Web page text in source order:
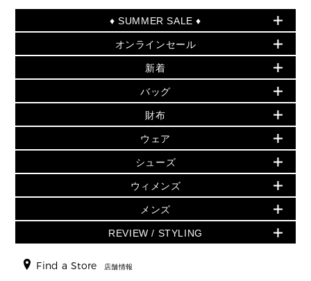
♦ SUMMER SALE ♦
セールおすすめアイテム
▶ ウィメンズ
バッグ
小物
シューズ・靴
ウェア
アクセサリー
時計
▶ メンズ
バッグ
オンラインセール
PRODUCT OF THE MONTH - 今月の特別価格
再値下げアイテム
追加アイテム
▶ ウィメンズすべて(ウェア・シューズ除く)
バッグ
財布・小物
ウェア
シューズ
時計・ジュエリー
アクセサリー
新着
夏のスタイル
▶ すべて
▶ ウィメンズすべて
財布・小物
アクセサリー
フレグランス
シューズ
▶ メンズすべて
バッグ
人気の定番アイテム
日本限定 - バッグ
▶ ウィメンズすべて
トートバッグ
ショルダーバッグ
クロスボディ・斜め掛け
トラベル
財布
日本限定 - 財布・小物
▶ ウィメンズすべて
GREENWICH
折り財布(二つ折り・三つ折り)
長財布
ウェア
▶ ウィメンズすべて
トップス
スカート・パンツ
ジャケット・アウター
▶ メンズすべて
シューズ
▶ ウィメンズすべて
サンダル
スニーカー
▶ メンズすべて
ウィメンズ
人気の定番アイテム
▶ ウィメンズすべて
メンズ
▶ メンズすべて
REVIEW / STYLING
Find a Store 店舗情報